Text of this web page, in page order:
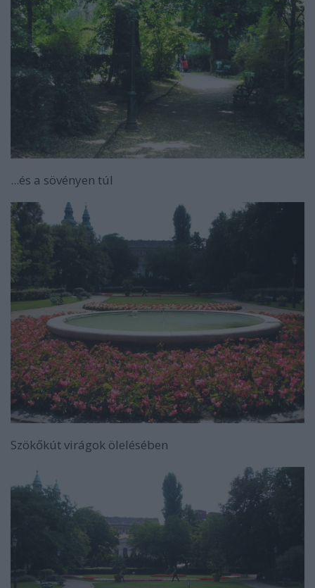
...és a sövényen túl
Szökőkút virágok ölelésében